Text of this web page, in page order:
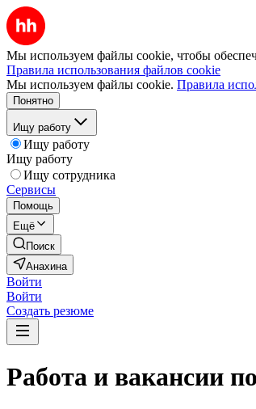
Мы используем файлы cookie, чтобы
Правила использования файлов cookie
Мы используем файлы cookie. Правила
Понятно
Ищу работу
Ищу работу
Ищу работу
Ищу сотрудника
Сервисы
Помощь
Ещё
Поиск
Анахина
Войти
Войти
Создать резюме
Работа и вакансии